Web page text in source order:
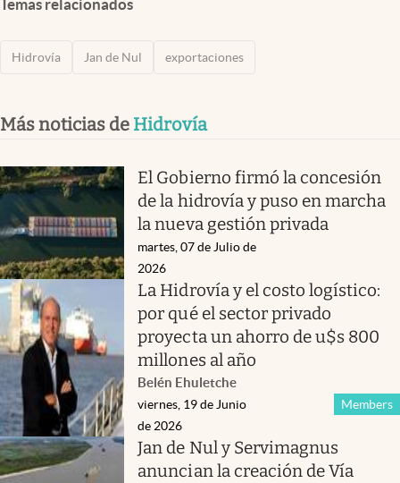
Temas relacionados
Hidrovía Jan de Nul exportaciones
Más noticias de Hidrovía
El Gobierno firmó la concesión
de la hidrovía y puso en marcha
la nueva gestión privada
martes, 07 de Julio de
2026
La Hidrovía y el costo logístico:
por qué el sector privado
proyecta un ahorro de u$s 800
millones al año
Belén Ehuletche
Members
viernes, 19 de Junio
de 2026
Jan de Nul y Servimagnus
anuncian la creación de Vía